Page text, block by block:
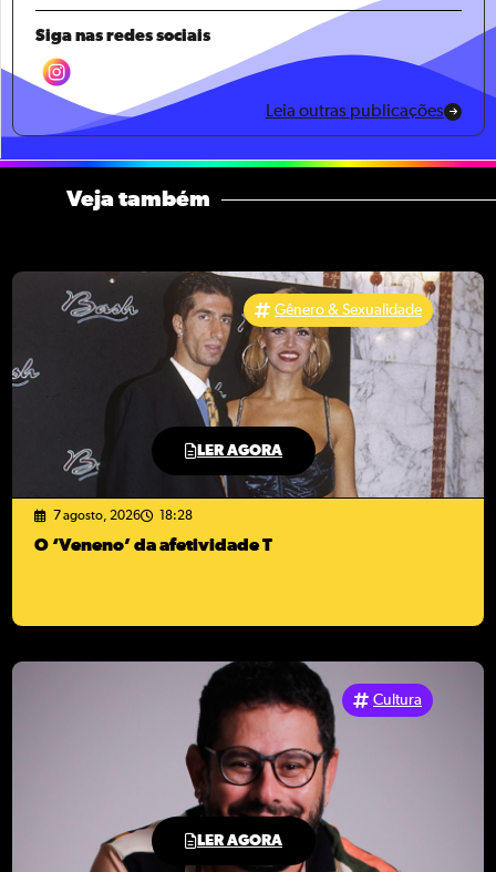
Siga nas redes sociais
Leia outras publicações
Veja também
LER AGORA
Gênero & Sexualidade
7 agosto, 2026 18:28
O ‘Veneno’ da afetividade T
LER AGORA
Cultura